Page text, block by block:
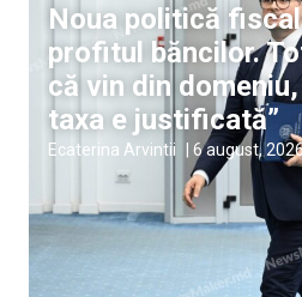
Noua politică
profitul băncilor.
că vin din
taxa e justificată”
Ecaterina Arvintii 6 august,